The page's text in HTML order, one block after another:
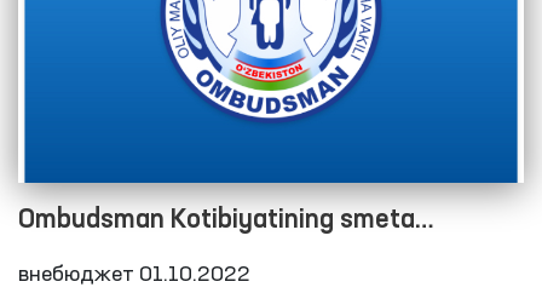
Ombudsman Kotibiyatining smeta
xarajatlarini bajarilishi to‘g‘risida Hisobot
внебюджет 01.10.2022